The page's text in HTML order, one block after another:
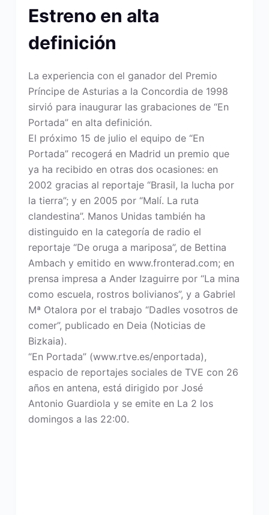
Estreno en alta
definición
La experiencia con el ganador del Premio
Príncipe de Asturias a la Concordia de 1998
sirvió para inaugurar las grabaciones de “En
Portada” en alta definición.
El próximo 15 de julio el equipo de “En
Portada” recogerá en Madrid un premio que
ya ha recibido en otras dos ocasiones: en
2002 gracias al reportaje “Brasil, la lucha por
la tierra”; y en 2005 por “Malí. La ruta
clandestina”. Manos Unidas también ha
distinguido en la categoría de radio el
reportaje “De oruga a mariposa”, de Bettina
Ambach y emitido en www.fronterad.com; en
prensa impresa a Ander Izaguirre por “La mina
como escuela, rostros bolivianos”, y a Gabriel
Mª Otalora por el trabajo “Dadles vosotros de
comer”, publicado en Deia (Noticias de
Bizkaia).
“En Portada” (www.rtve.es/enportada),
espacio de reportajes sociales de TVE con 26
años en antena, está dirigido por José
Antonio Guardiola y se emite en La 2 los
domingos a las 22:00.